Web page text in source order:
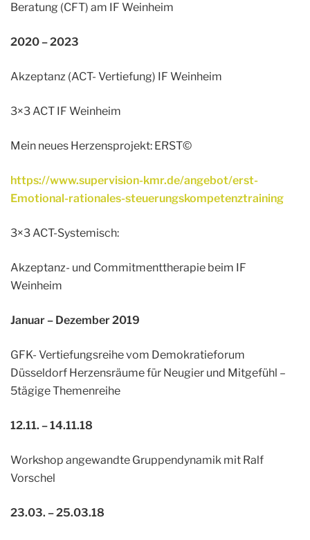
Beratung (CFT) am IF Weinheim
2020 – 2023
Akzeptanz (ACT- Vertiefung) IF Weinheim
3×3 ACT IF Weinheim
Mein neues Herzensprojekt: ERST©
https://www.supervision-kmr.de/angebot/erst-
Emotional-rationales-steuerungskompetenztraining
3×3 ACT-Systemisch:
Akzeptanz- und Commitmenttherapie beim IF
Weinheim
Januar – Dezember 2019
GFK- Vertiefungsreihe vom Demokratieforum
Düsseldorf Herzensräume für Neugier und Mitgefühl –
5tägige Themenreihe
12.11. – 14.11.18
Workshop angewandte Gruppendynamik mit Ralf
Vorschel
23.03. – 25.03.18